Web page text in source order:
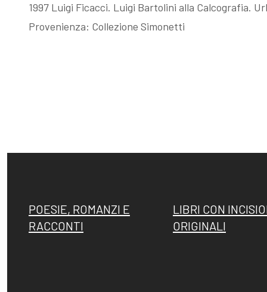
Fattori, la Memorie su
1997 Luigi Ficacci. Luigi Bartolini alla Calcografia.
Provenienza: Collezione Simonetti
POESIE, ROMANZI E
RACCONTI
LIBRI CON
ORIGINALI